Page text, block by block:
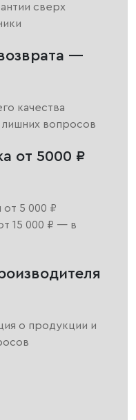
сверх
—
качества
вопросов
от 5000 ₽
от 5 000 ₽
15 000 ₽ — в
о продукции и